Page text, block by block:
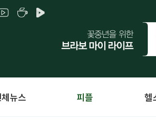
뉴스 피플 헬